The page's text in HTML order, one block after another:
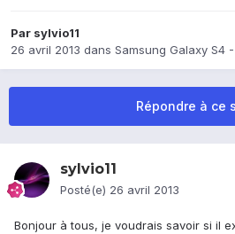
Par sylvio11
26 avril 2013 dans Samsung Galaxy S4
Répondre à ce
sylvio11
Posté(e) 26 avril 2013
Bonjour à tous, je voudrais savoir si il